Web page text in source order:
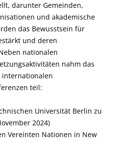
darunter Gemeinden,
und akademische
das Bewusstsein für
und deren
nationalen
nahm das
internationalen
teil:
Universität Berlin zu
2024)
Vereinten Nationen in New